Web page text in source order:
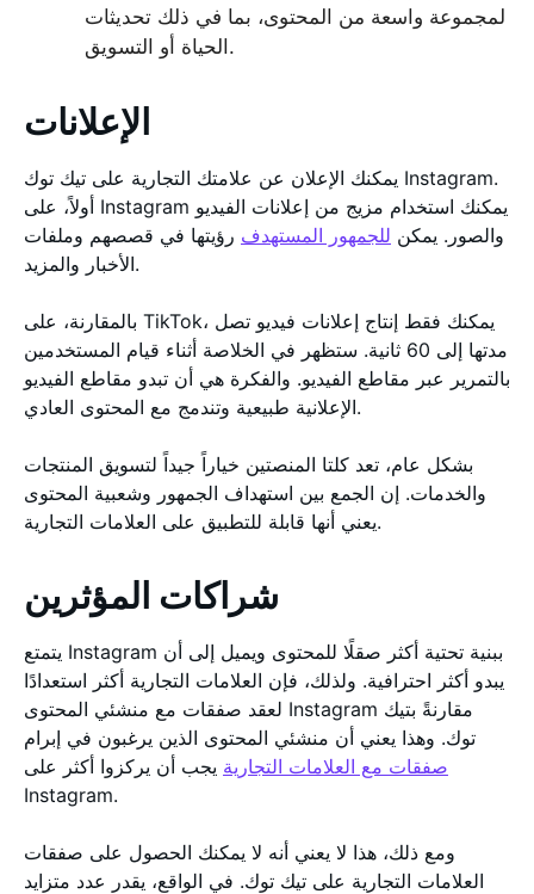
لمجموعة واسعة من المحتوى، بما في ذلك تحديثات
الحياة أو التسويق.
الإعلانات
يمكنك الإعلان عن علامتك التجارية على تيك توك Instagram.
أولاً، على Instagram يمكنك استخدام مزيج من إعلانات الفيديو
والصور. يمكن للجمهور المستهدف رؤيتها في قصصهم وملفات
الأخبار والمزيد.
بالمقارنة، على TikTok، يمكنك فقط إنتاج إعلانات فيديو تصل
مدتها إلى 60 ثانية. ستظهر في الخلاصة أثناء قيام المستخدمين
بالتمرير عبر مقاطع الفيديو. والفكرة هي أن تبدو مقاطع الفيديو
الإعلانية طبيعية وتندمج مع المحتوى العادي.
بشكل عام، تعد كلتا المنصتين خياراً جيداً لتسويق المنتجات
والخدمات. إن الجمع بين استهداف الجمهور وشعبية المحتوى
يعني أنها قابلة للتطبيق على العلامات التجارية.
شراكات المؤثرين
يتمتع Instagram ببنية تحتية أكثر صقلًا للمحتوى ويميل إلى أن
يبدو أكثر احترافية. ولذلك، فإن العلامات التجارية أكثر استعدادًا
لعقد صفقات مع منشئي المحتوى Instagram مقارنةً بتيك
توك. وهذا يعني أن منشئي المحتوى الذين يرغبون في إبرام
صفقات مع العلامات التجارية يجب أن يركزوا أكثر على
Instagram.
ومع ذلك، هذا لا يعني أنه لا يمكنك الحصول على صفقات
العلامات التجارية على تيك توك. في الواقع، يقدر عدد متزايد